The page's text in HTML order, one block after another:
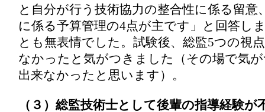
と自分が行う技術協力の整合性に係る留意
に係る予算管理の4点が主です」と回答し
とも無表情でした。試験後、総監5つの視
なかったと気がつきました（その場で気
出来なかったと思います）。
（３）総監技術士として後輩の指導経験